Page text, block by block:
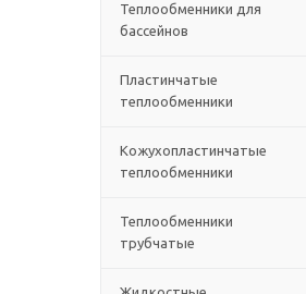
Теплообменники для
бассейнов
Пластинчатые
теплообменники
Кожухопластинчатые
теплообменники
Теплообменники
трубчатые